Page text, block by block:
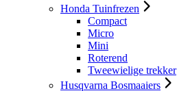
Honda Tuinfrezen
Compact
Micro
Mini
Roterend
Tweewielige trekker
Husqvarna Bosmaaiers